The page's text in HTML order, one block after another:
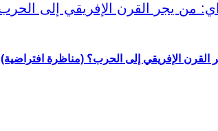
القرن الإفريقي إلى الحرب؟ (مناظرة افتراضية)